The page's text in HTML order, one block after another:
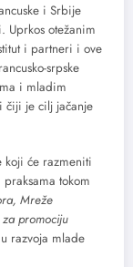
i Srbije
Uprkos otežanim
i partneri i ove
srpske
i mladim
čiji je cilj jačanje
koji će razmeniti
tokom
Mreže
promociju
razvoja mlade